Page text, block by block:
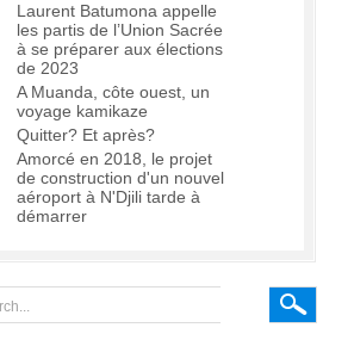
Laurent Batumona appelle
les partis de l’Union Sacrée
à se préparer aux élections
de 2023
A Muanda, côte ouest, un
voyage kamikaze
Quitter? Et après?
Amorcé en 2018, le projet
de construction d'un nouvel
aéroport à N'Djili tarde à
démarrer